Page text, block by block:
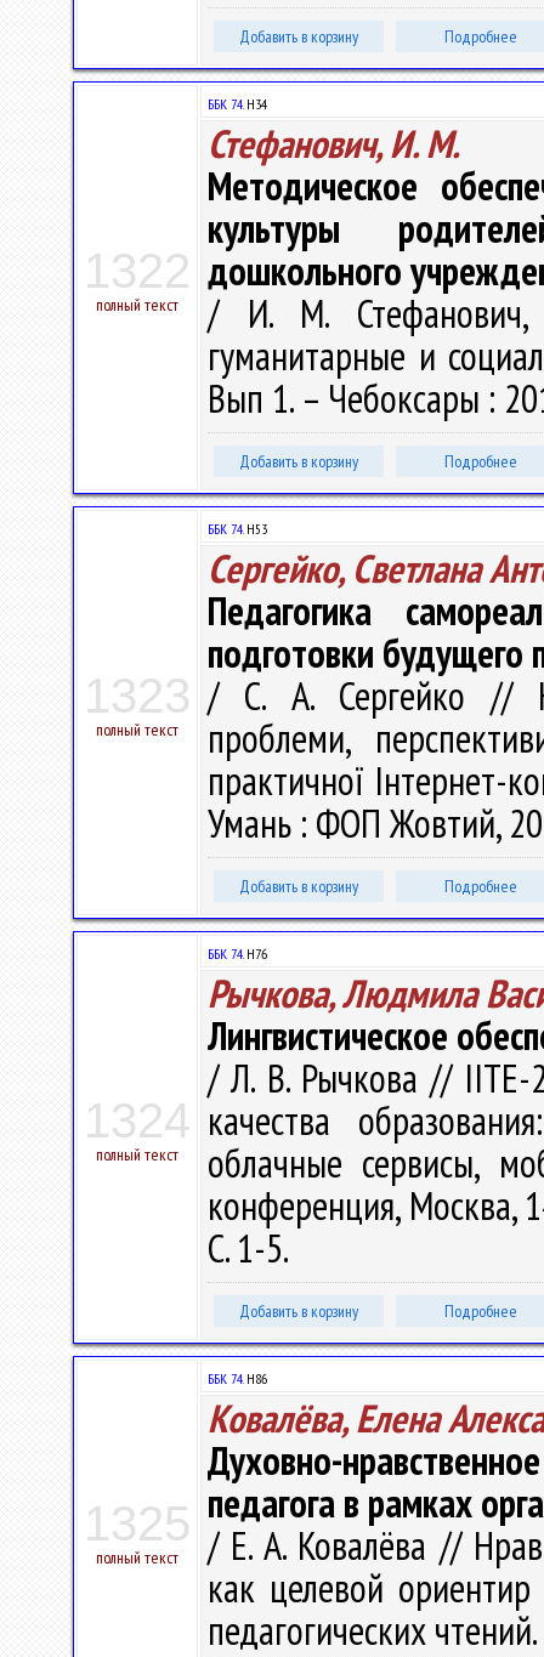
Добавить в корзину Подробнее
1322
полный текст
ББК 74.Н34
Стефанович, И. М.
Методическое
культуры
дошкольного
/ И. М.
гуманитарные и
Вып 1. – Чебоксары :
Добавить в корзину Подробнее
1323
полный текст
ББК 74.Н53
Сергейко, Светлана
Педагогика
подготовки будущего
/ С. А. Сергейко //
проблеми,
практичної Інтернет-
Умань : ФОП Жовтий,
Добавить в корзину Подробнее
1324
полный текст
ББК 74.Н76
Рычкова, Людмила
Лингвистическое
/ Л. В. Рычкова // IITE-
качества
облачные сервисы,
конференция, Москва,
С. 1-5.
Добавить в корзину Подробнее
1325
полный текст
ББК 74.Н86
Ковалёва, Елена
Духовно-
педагога в рамках
/ Е. А. Ковалёва //
как целевой
педагогических